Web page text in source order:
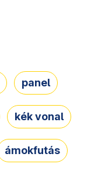
panel
kék vonal
ámokfutás